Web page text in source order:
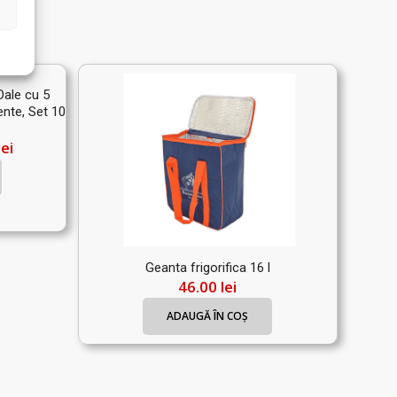
cu 5
Set 10
Prețul
Geanta frigorifica 16 l
46.00 lei
ADAUGĂ ÎN COȘ